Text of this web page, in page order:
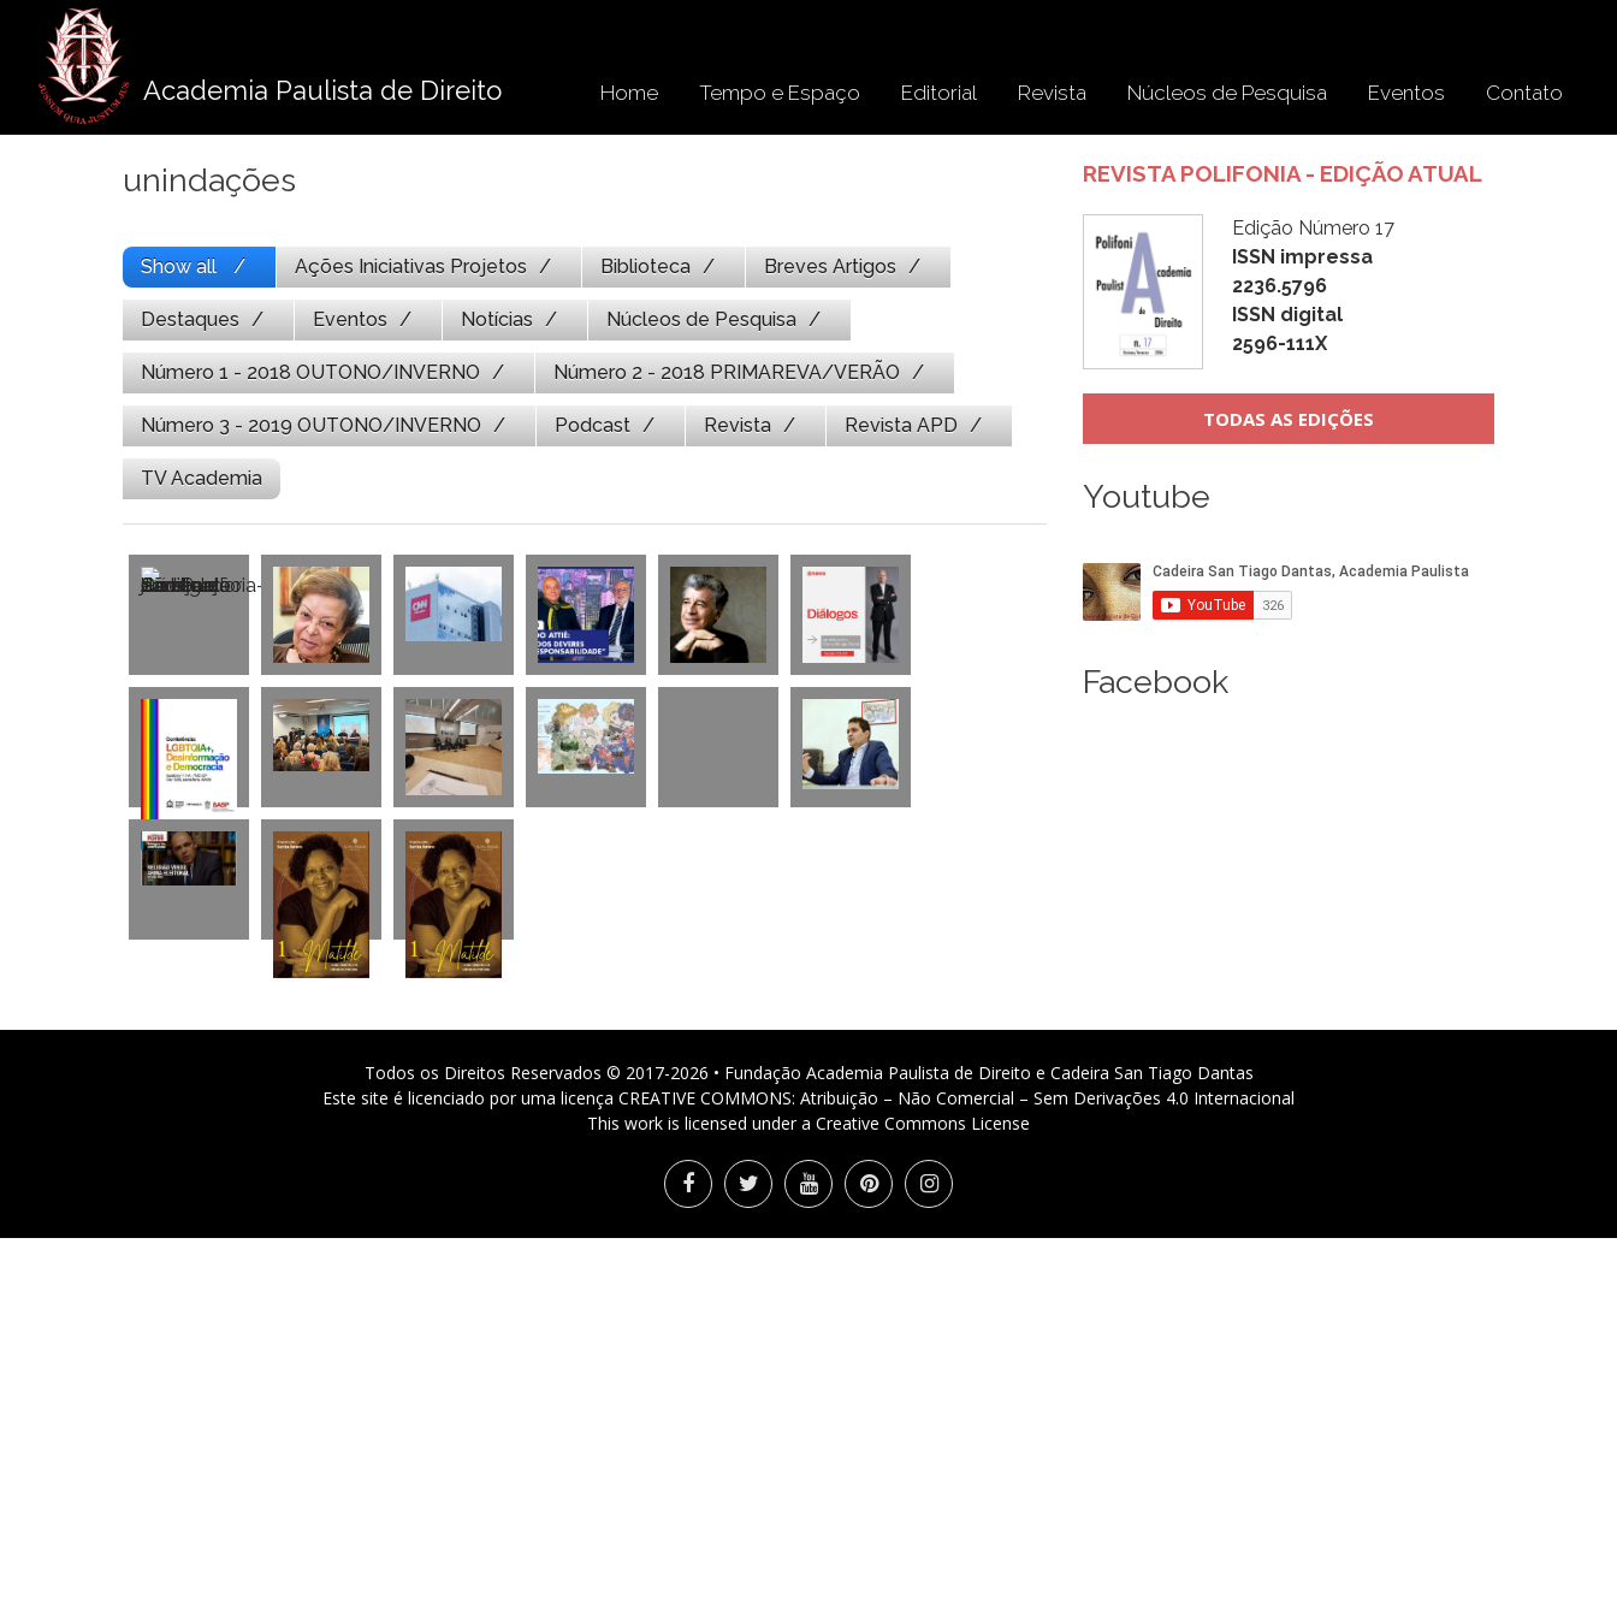
conteúdo
Academia Paulista de Direito Home Tempo e Espaço Editorial Revista Núcleos de Pesquisa Eventos Contato
unindações
Show all Ações Iniciativas Projetos Biblioteca Breves Artigos
Destaques Eventos Notícias Núcleos de Pesquisa
Número 1 - 2018 OUTONO/INVERNO Número 2 - 2018 PRIMAREVA/VERÃO
Número 3 - 2019 OUTONO/INVERNO Podcast Revista Revista APD
TV Academia
REVISTA POLIFONIA - EDIÇÃO ATUAL
Edição Número 17
ISSN impressa
2236.5796
ISSN digital
2596-111X
TODAS AS EDIÇÕES
Youtube
Facebook
Todos os Direitos Reservados © 2017-2026 • Fundação Academia Paulista de Direito e Cadeira San Tiago Dantas
Este site é licenciado por uma licença CREATIVE COMMONS: Atribuição – Não Comercial – Sem Derivações 4.0 Internacional
This work is licensed under a Creative Commons License